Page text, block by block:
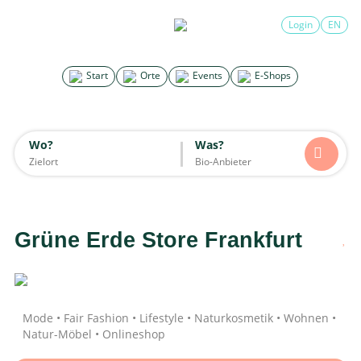
Start Orte Events E-Shops
Login EN
Wo? Was?
×
Alle Essen & Trinken Unterkünfte Mode
Wohnen
Grüne Erde Store Frankfurt
Mode • Fair Fashion • Lifestyle • Naturkosmetik • Wohnen •
Natur-Möbel • Onlineshop